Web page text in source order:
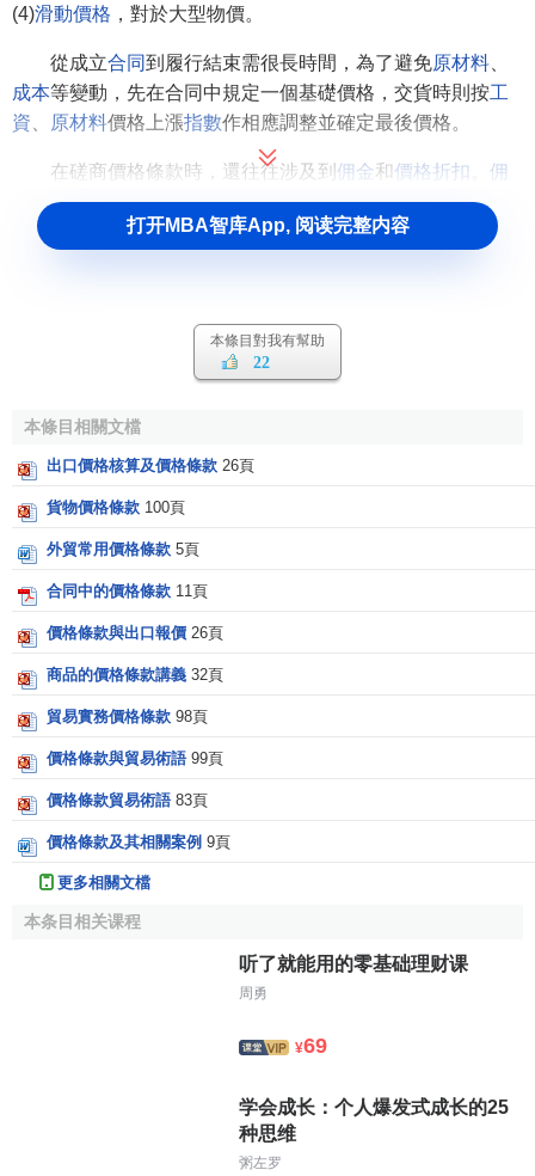
(4)滑動價格 ，對於大型物價。
從成立合同到履行結束需很長時間，為了避免原材料
成本等變動，先在合同中規定一個基礎價格，交貨時則按工
資
原材料價格上漲指數作相應調整並確定最後價格。
在磋商價格條款時，還往往涉及到 佣金和 價格折扣
佣
是經紀人和代理商等中介商對有關貨物銷售或其他事項提
供勞務的所得收入，給佣金的目的是促進商品銷售
國
是賣方按照原價比以買方一定的減讓。
的大小取決於雙方的關係、支付條件、交易性質以及市場
國際貿易中大約有二十種不同的折扣方
扣、經銷商折扣、
折扣等。
規定價格條款的註意事項
為了使價格條款的規定明確合理，必須註意下列事項：
(1)合理地確定商品的單價，防止偏高或偏低。
(2)根據船源、貨源等實際情況，選擇適當的貿易術語。
(3)靈活運用各種不同的作價辦法，儘可能避免承擔
變動的風險。
(4)參照國際貿易的習慣做法，註意佣金與折扣的合理運
用。
(5)單價中的計量單位、
稱，必須表示明確、完整。
打开MBA智库App, 阅读完整内容
本條目對我有幫助
22
本條目相關文檔
出口價格核算及價格條款 26頁
貨物價格條款 100頁
外貿常用價格條款 5頁
合同中的價格條款 11頁
價格條款與出口報價 26頁
商品的價格條款講義 32頁
貿易實務價格條款 98頁
價格條款與貿易術語 99頁
價格條款貿易術語 83頁
價格條款及其相關案例 9頁
更多相關文檔
本条目相关课程
听了就能用的零基础理财课
周勇
¥69
学会成长：个人爆发式成长的25
种思维
粥左罗